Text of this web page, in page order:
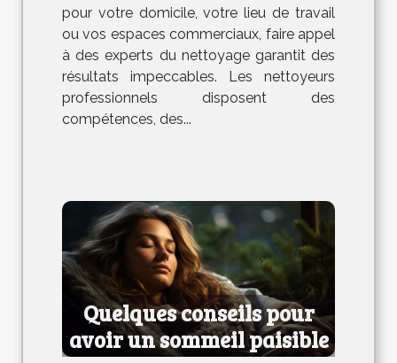
pour votre domicile, votre lieu de travail
ou vos espaces commerciaux, faire appel
à des experts du nettoyage garantit des
résultats impeccables. Les nettoyeurs
professionnels disposent des
compétences, des...
Quelques conseils pour
avoir un sommeil paisible